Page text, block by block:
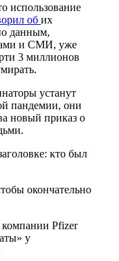
использование
об их
данным,
и СМИ, уже
3 миллионов
устанут
пандемии, они
новый приказ о
кто был
окончательно
Pfizer
у